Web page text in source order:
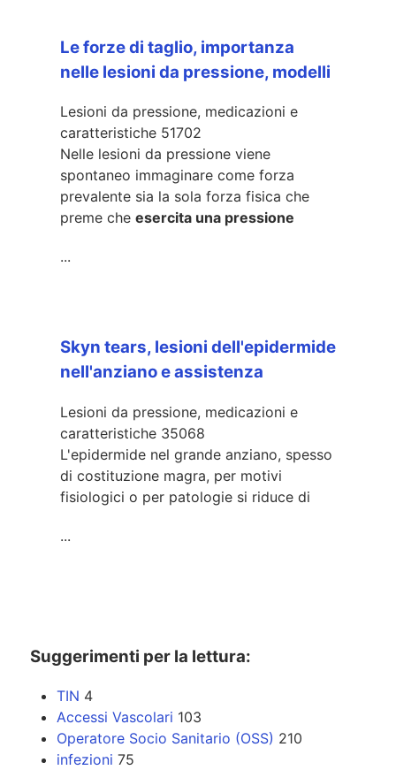
Le forze di taglio, importanza
nelle lesioni da pressione, modelli
Lesioni da pressione, medicazioni e
caratteristiche 51702
Nelle lesioni da pressione viene
spontaneo immaginare come forza
prevalente sia la sola forza fisica che
preme che esercita una pressione
...
Skyn tears, lesioni dell'epidermide
nell'anziano e assistenza
Lesioni da pressione, medicazioni e
caratteristiche 35068
L'epidermide nel grande anziano, spesso
di costituzione magra, per motivi
fisiologici o per patologie si riduce di
...
Suggerimenti per la lettura:
TIN 4
Accessi Vascolari 103
Operatore Socio Sanitario (OSS) 210
infezioni 75